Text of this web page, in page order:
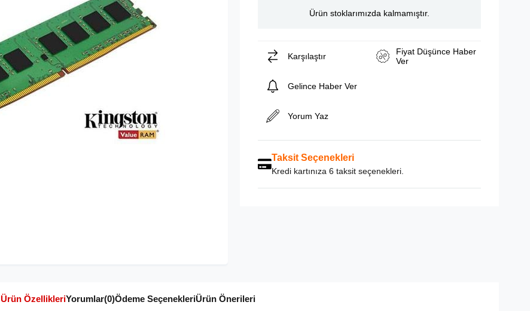
Ürün stoklarımızda kalmamıştır.
Karşılaştır
Fiyat Düşünce Haber
Ver
Gelince Haber Ver
Yorum Yaz
Taksit Seçenekleri
Kredi kartınıza 6 taksit seçenekleri.
Ürün ÖzellikleriYorumlar(0)Ödeme SeçenekleriÜrün Önerileri